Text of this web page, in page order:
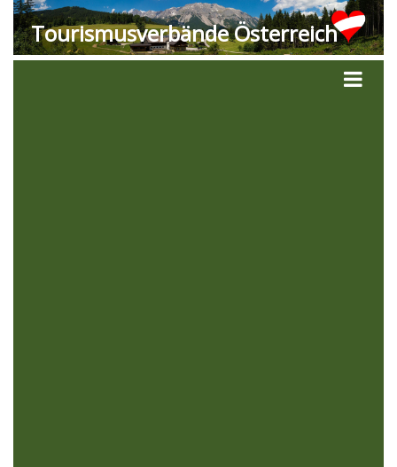
Tourismusverbände Österreich